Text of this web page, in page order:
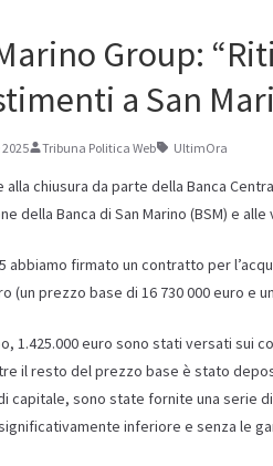
Group:
a San
Tribuna Politica Web UltimOra
alla chiusura da parte della Banca
della Banca di San Marino (BSM) e
abbiamo firmato un contratto per
(un prezzo base di 16 730 000 euro e
1.425.000 euro sono stati versati sui
il resto del prezzo base è stato
capitale, sono state fornite una serie
inferiore e senza le